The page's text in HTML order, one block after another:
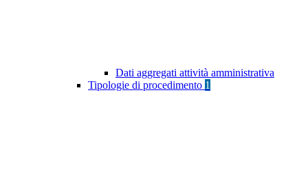
Dati aggregati attività amministrativa
Tipologie di procedimento 1